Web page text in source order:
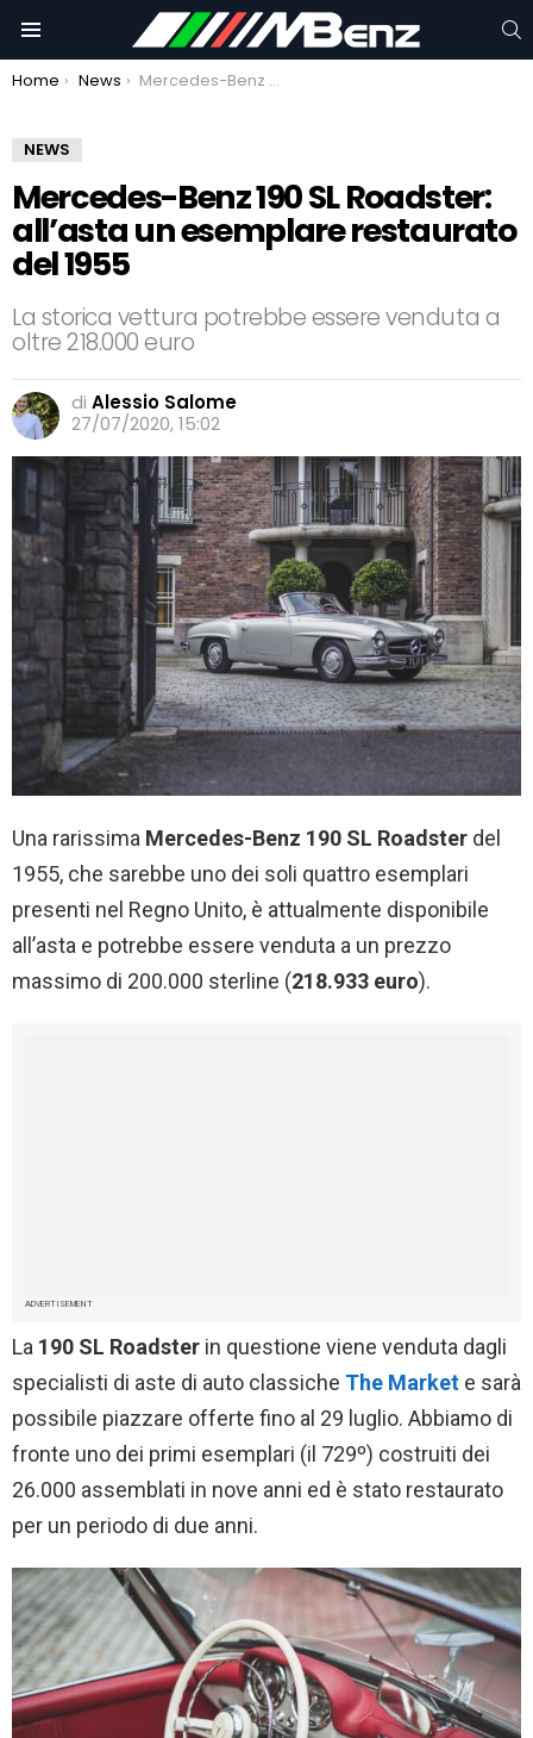
You are here:
Home News Mercedes-Benz 190 SL Roadster: all’asta un esemplare restaurato del 1955
NEWS
Mercedes-Benz 190 SL Roadster:
all’asta un esemplare restaurato
del 1955
La storica vettura potrebbe essere venduta a
oltre 218.000 euro
di Alessio Salome
27/07/2020, 15:02
Una rarissima Mercedes-Benz 190 SL Roadster del
1955, che sarebbe uno dei soli quattro esemplari
presenti nel Regno Unito, è attualmente disponibile
all’asta e potrebbe essere venduta a un prezzo
massimo di 200.000 sterline (218.933 euro).
ADVERTISEMENT
La 190 SL Roadster in questione viene venduta dagli
specialisti di aste di auto classiche The Market e sarà
possibile piazzare offerte fino al 29 luglio. Abbiamo di
fronte uno dei primi esemplari (il 729º) costruiti dei
26.000 assemblati in nove anni ed è stato restaurato
per un periodo di due anni.